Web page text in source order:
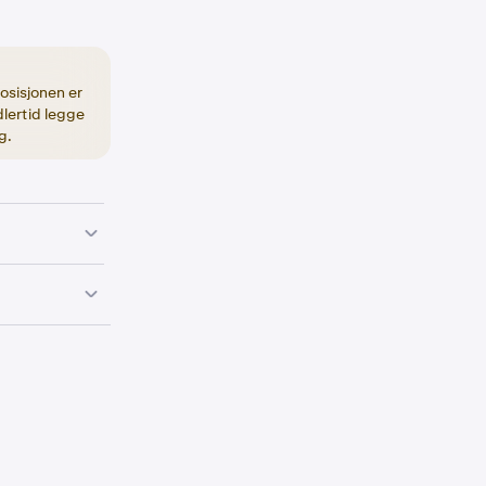
er
legge